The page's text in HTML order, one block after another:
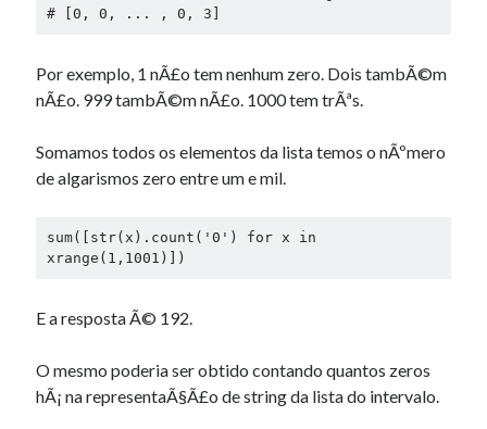
# [0, 0, ... , 0, 3]
Por exemplo, 1 nÃ£o tem nenhum zero. Dois tambÃ©m
nÃ£o. 999 tambÃ©m nÃ£o. 1000 tem trÃªs.
Somamos todos os elementos da lista temos o nÃºmero
de algarismos zero entre um e mil.
sum([str(x).count('0') for x in
xrange(1,1001)])
E a resposta Ã© 192.
O mesmo poderia ser obtido contando quantos zeros
hÃ¡ na representaÃ§Ã£o de string da lista do intervalo.